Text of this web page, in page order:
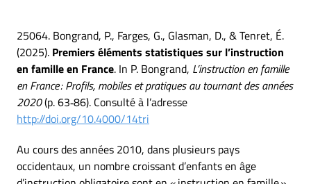
25064. Bongrand, P., Farges, G., Glasman, D., & Tenret, É.
(2025). Premiers éléments statistiques sur l’instruction
en famille en France. In P. Bongrand, L’instruction en famille
en France : Profils, mobiles et pratiques au tournant des années
2020(p. 63‑86). Consulté à l’adresse
http://doi.org/10.4000/14tri
Au cours des années 2010, dans plusieurs pays
occidentaux, un nombre croissant d’enfants en âge